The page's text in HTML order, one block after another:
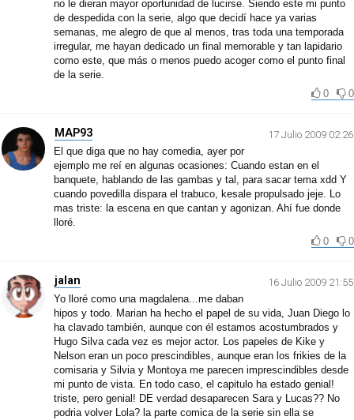
no le dieran mayor oportunidad de lucirse. Siendo este mi punto
de despedida con la serie, algo que decidí hace ya varias
semanas, me alegro de que al menos, tras toda una temporada
irregular, me hayan dedicado un final memorable y tan lapidario
como este, que más o menos puedo acoger como el punto final
de la serie.
0
0
MAP93
17 Julio 2009 02:26
El que diga que no hay comedia, ayer por
ejemplo me reí en algunas ocasiones: Cuando estan en el
banquete, hablando de las gambas y tal, para sacar tema xdd Y
cuando povedilla dispara el trabuco, kesale propulsado jeje. Lo
mas triste: la escena en que cantan y agonizan. Ahí fue donde
lloré.
0
0
jalan
16 Julio 2009 21:55
Yo lloré como una magdalena...me daban
hipos y todo. Marian ha hecho el papel de su vida, Juan Diego lo
ha clavado también, aunque con él estamos acostumbrados y
Hugo Silva cada vez es mejor actor. Los papeles de Kike y
Nelson eran un poco prescindibles, aunque eran los frikies de la
comisaria y Silvia y Montoya me parecen imprescindibles desde
mi punto de vista. En todo caso, el capitulo ha estado genial!
triste, pero genial! DE verdad desaparecen Sara y Lucas?? No
podria volver Lola? la parte comica de la serie sin ella se